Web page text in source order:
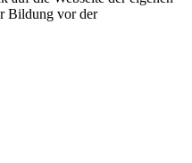
Bildung vor der